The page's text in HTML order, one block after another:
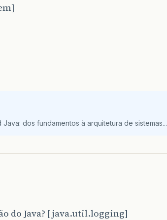
dos fundamentos à arquitetura de sistemas...
do Java? [java.util.logging]